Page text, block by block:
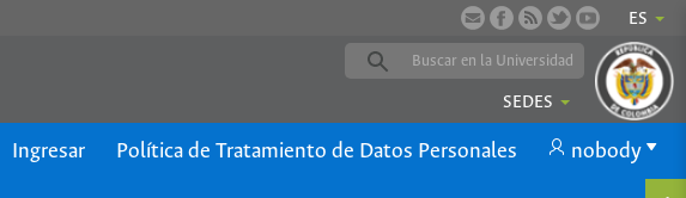
ES
SEDES
Ingresar Política de Tratamiento de Datos Personales nobody